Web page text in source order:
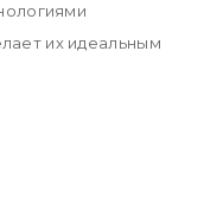
их идеальным